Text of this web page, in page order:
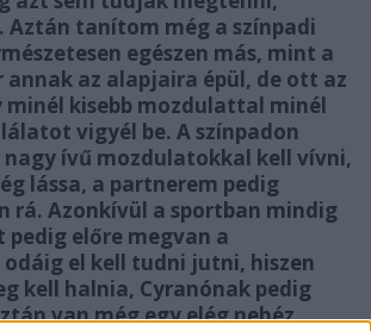
Aztán tanítom még a színpadi
egészen más, mint a
annak az alapjaira épül, de ott az
minél kisebb mozdulattal minél
vigyél be. A színpadon
nagy ívű mozdulatokkal kell vívni,
lássa, a partnerem pedig
rá. Azonkívül a sportban mindig
pedig előre megvan a
el kell tudni jutni, hiszen
kell halnia, Cyranónak pedig
van még egy elég nehéz